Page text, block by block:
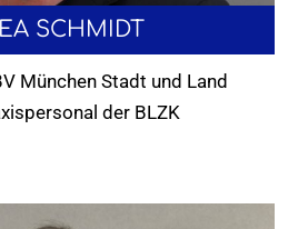
SCHMIDT
München Stadt und Land
der BLZK